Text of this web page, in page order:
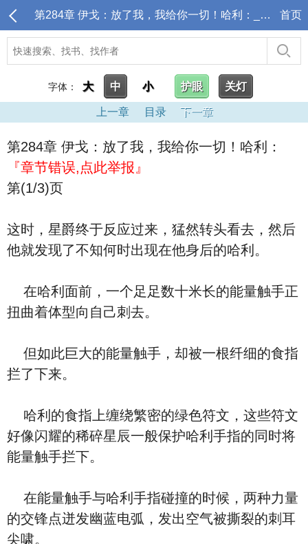
第284章 伊戈：放了我，我给你一切！哈利：_哈利不想当巫师，只想当超级英雄 首页
字体： 大 中 小 护眼 关灯
上一章 目录 下一章
第284章 伊戈：放了我，我给你一切！哈利：
『章节错误,点此举报』
第(1/3)页
这时，星爵终于反应过来，猛然转头看去，然后
他就发现了不知何时出现在他身后的哈利。
在哈利面前，一个足足数十米长的能量触手正
扭曲着体型向自己刺去。
但如此巨大的能量触手，却被一根纤细的食指
拦了下来。
哈利的食指上缠绕繁密的绿色符文，这些符文
好像闪耀的稀碎星辰一般保护哈利手指的同时将
能量触手拦下。
在能量触手与哈利手指碰撞的时候，两种力量
的交锋点迸发幽蓝电弧，发出空气被撕裂的刺耳
尖啸。